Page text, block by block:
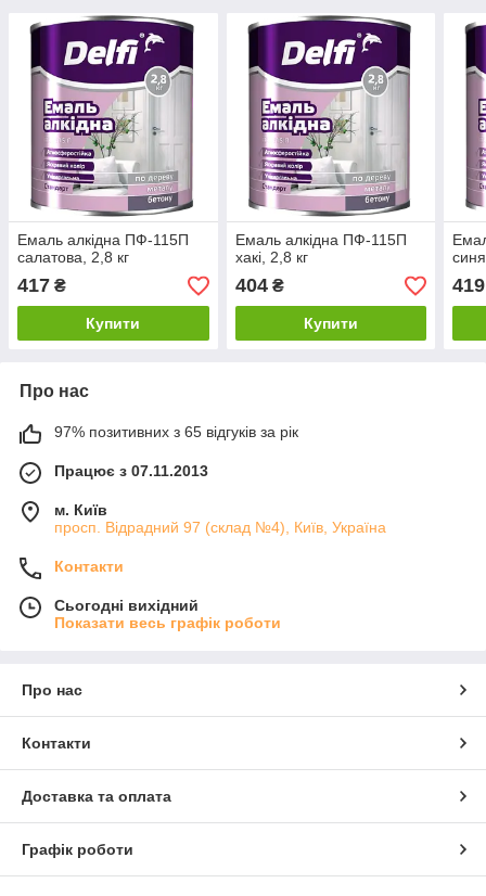
Емаль алкідна ПФ-115П
салатова, 2,8 кг
417 ₴
Купити
Емаль алкідна ПФ-115П
хакі, 2,8 кг
404₴
Купити
419
Про нас
97% позитивних з 65 відгуків за рік
Працює з 07.11.2013
м. Київ
просп. Відрадний 97 (склад №4), Київ, Україна
Контакти
Сьогодні вихідний
Показати весь графік роботи
Про нас
Контакти
Доставка та оплата
Графік роботи